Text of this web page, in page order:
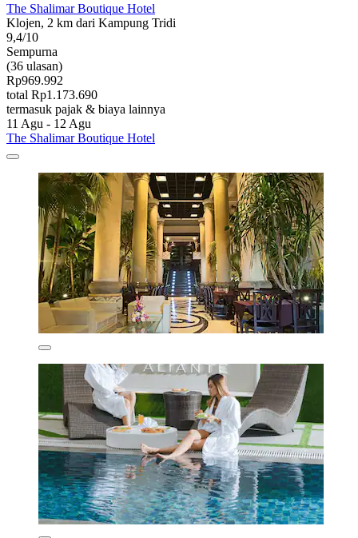
The Shalimar Boutique Hotel
Klojen, 2 km dari Kampung Tridi
9,4/10
Sempurna
(36 ulasan)
Rp969.992
total Rp1.173.690
termasuk pajak & biaya lainnya
11 Agu - 12 Agu
The Shalimar Boutique Hotel